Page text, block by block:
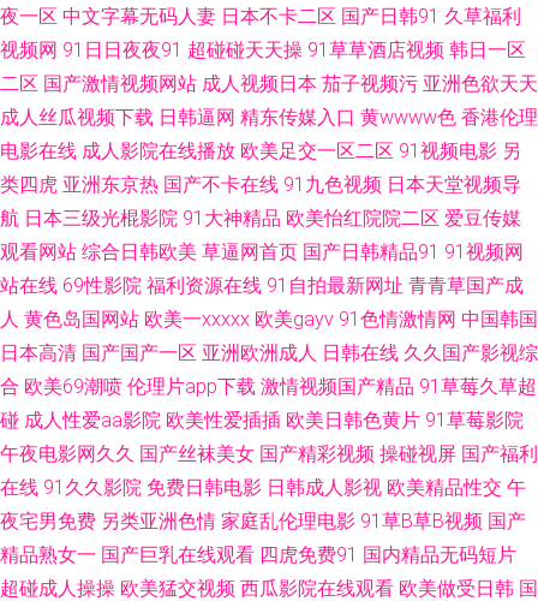
丁香网 91官网一匹二区 91综合资源 超碰97综合 大香蕉网精品 激情都市色
网 久久青草影院 老湿机av 欧美岛国123 日本老司机草 97超碰无码 超碰极品
国产禁品无遮挡 韩日一本 久久五月 老司机激情福利 日本在线观看 亚洲区限
制级51 99热超碰免费 成人午夜精品 韩国三级片网址 玖玖热视频 欧美人另类
不卡 人人射人人妻 午夜性伦理视频 69日韩在线黑料 91影音 99热99草 岛国
大片在线观看 国产性爱区一区 久草在线欧美 麻豆视频18 欧美十专区 日本A
韩美女电影 伊人91大香蕉 91青青草 草莓视频最新章节 国产91做爱 黄色男
女 久久一期二期中文 免费色片 人人草天天干 97殴美资源总站 91性愛 成人
视频免费网站 人妻热产精品6 伊人综合另类 97色色资源 超碰97操 福利社老
夜一区 中文字幕无码人妻 日本不卡二区 国产日韩91 久草福利
视频网 91日日夜夜91 超碰碰天天操 91草草酒店视频 韩日一区
二区 国产激情视频网站 成人视频日本 茄子视频污 亚洲色欲天天
成人丝瓜视频下载 日韩逼网 精东传媒入口 黄wwww色 香港伦理
电影在线 成人影院在线播放 欧美足交一区二区 91视频电影 另
类四虎 亚洲东京热 国产不卡在线 91九色视频 日本天堂视频导
航 日本三级光棍影院 91大神精品 欧美怡红院院二区 爱豆传媒
观看网站 综合日韩欧美 草逼网首页 国产日韩精品91 91视频网
站在线 69性影院 福利资源在线 91自拍最新网址 青青草国产成
人 黄色岛国网站 欧美一xxxxx 欧美gayv 91色情激情网 中国韩国
日本高清 国产国产一区 亚洲欧洲成人 日韩在线 久久国产影视综
合 欧美69潮喷 伦理片app下载 激情视频国产精品 91草莓久草超
碰 成人性爱aa影院 欧美性爱插插 欧美日韩色黄片 91草莓影院
午夜电影网久久 国产丝袜美女 国产精彩视频 操碰视屏 国产福利
在线 91久久影院 免费日韩电影 日韩成人影视 欧美精品性交 午
夜宅男免费 另类亚洲色情 家庭乱伦理电影 91草B草B视频 国产
精品熟女一 国产巨乳在线观看 四虎免费91 国内精品无码短片
超碰成人操操 欧美猛交视频 西瓜影院在线观看 欧美做受日韩 国